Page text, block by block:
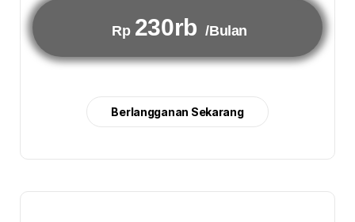
Rp 230rb /Bulan
Berlangganan Sekarang